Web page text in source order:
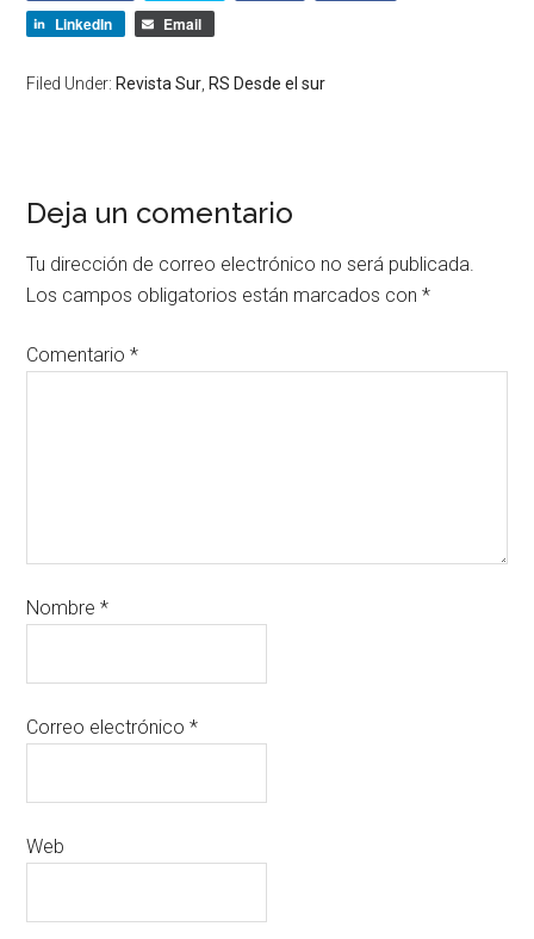
LinkedIn
Email
Filed Under: Revista Sur RS Desde el sur
Deja un comentario
Tu dirección de correo electrónico no será publicada.
Los campos obligatorios están marcados con*
Comentario*
Nombre*
Correo electrónico*
Web